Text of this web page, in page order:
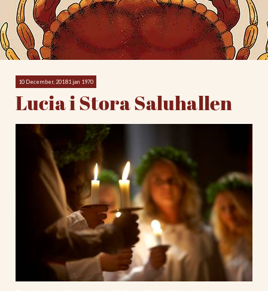
10 December, 20181 jan 1970
Lucia i Stora Saluhallen